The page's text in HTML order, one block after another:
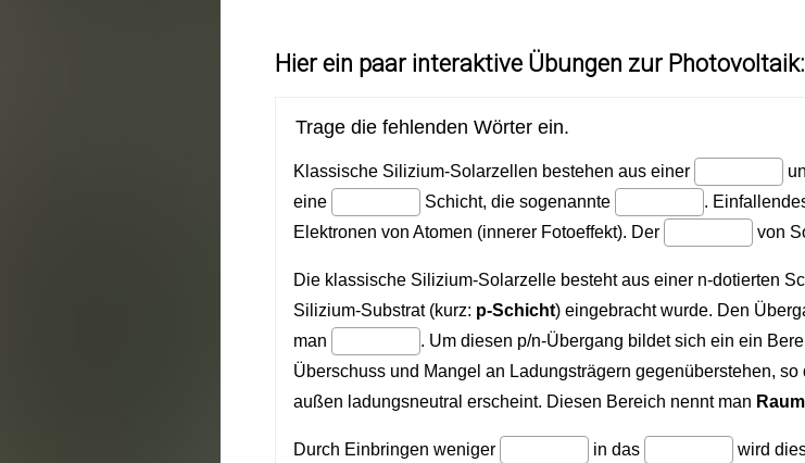
Hier ein paar interaktive Übungen zur Photovoltaik: